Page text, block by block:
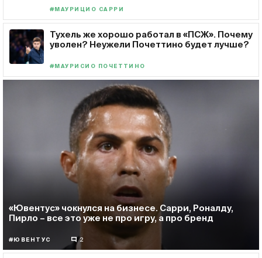
#МАУРИЦИО САРРИ
Тухель же хорошо работал в «ПСЖ». Почему
уволен? Неужели Почеттино будет лучше?
#МАУРИСИО ПОЧЕТТИНО
«Ювентус» чокнулся на бизнесе. Сарри, Роналду,
Пирло – все это уже не про игру, а про бренд
#ЮВЕНТУС 2